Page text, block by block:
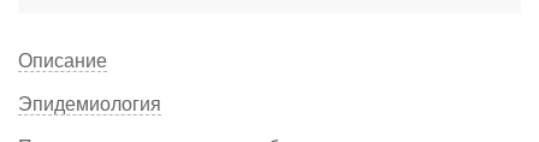
Описание
Эпидемиология